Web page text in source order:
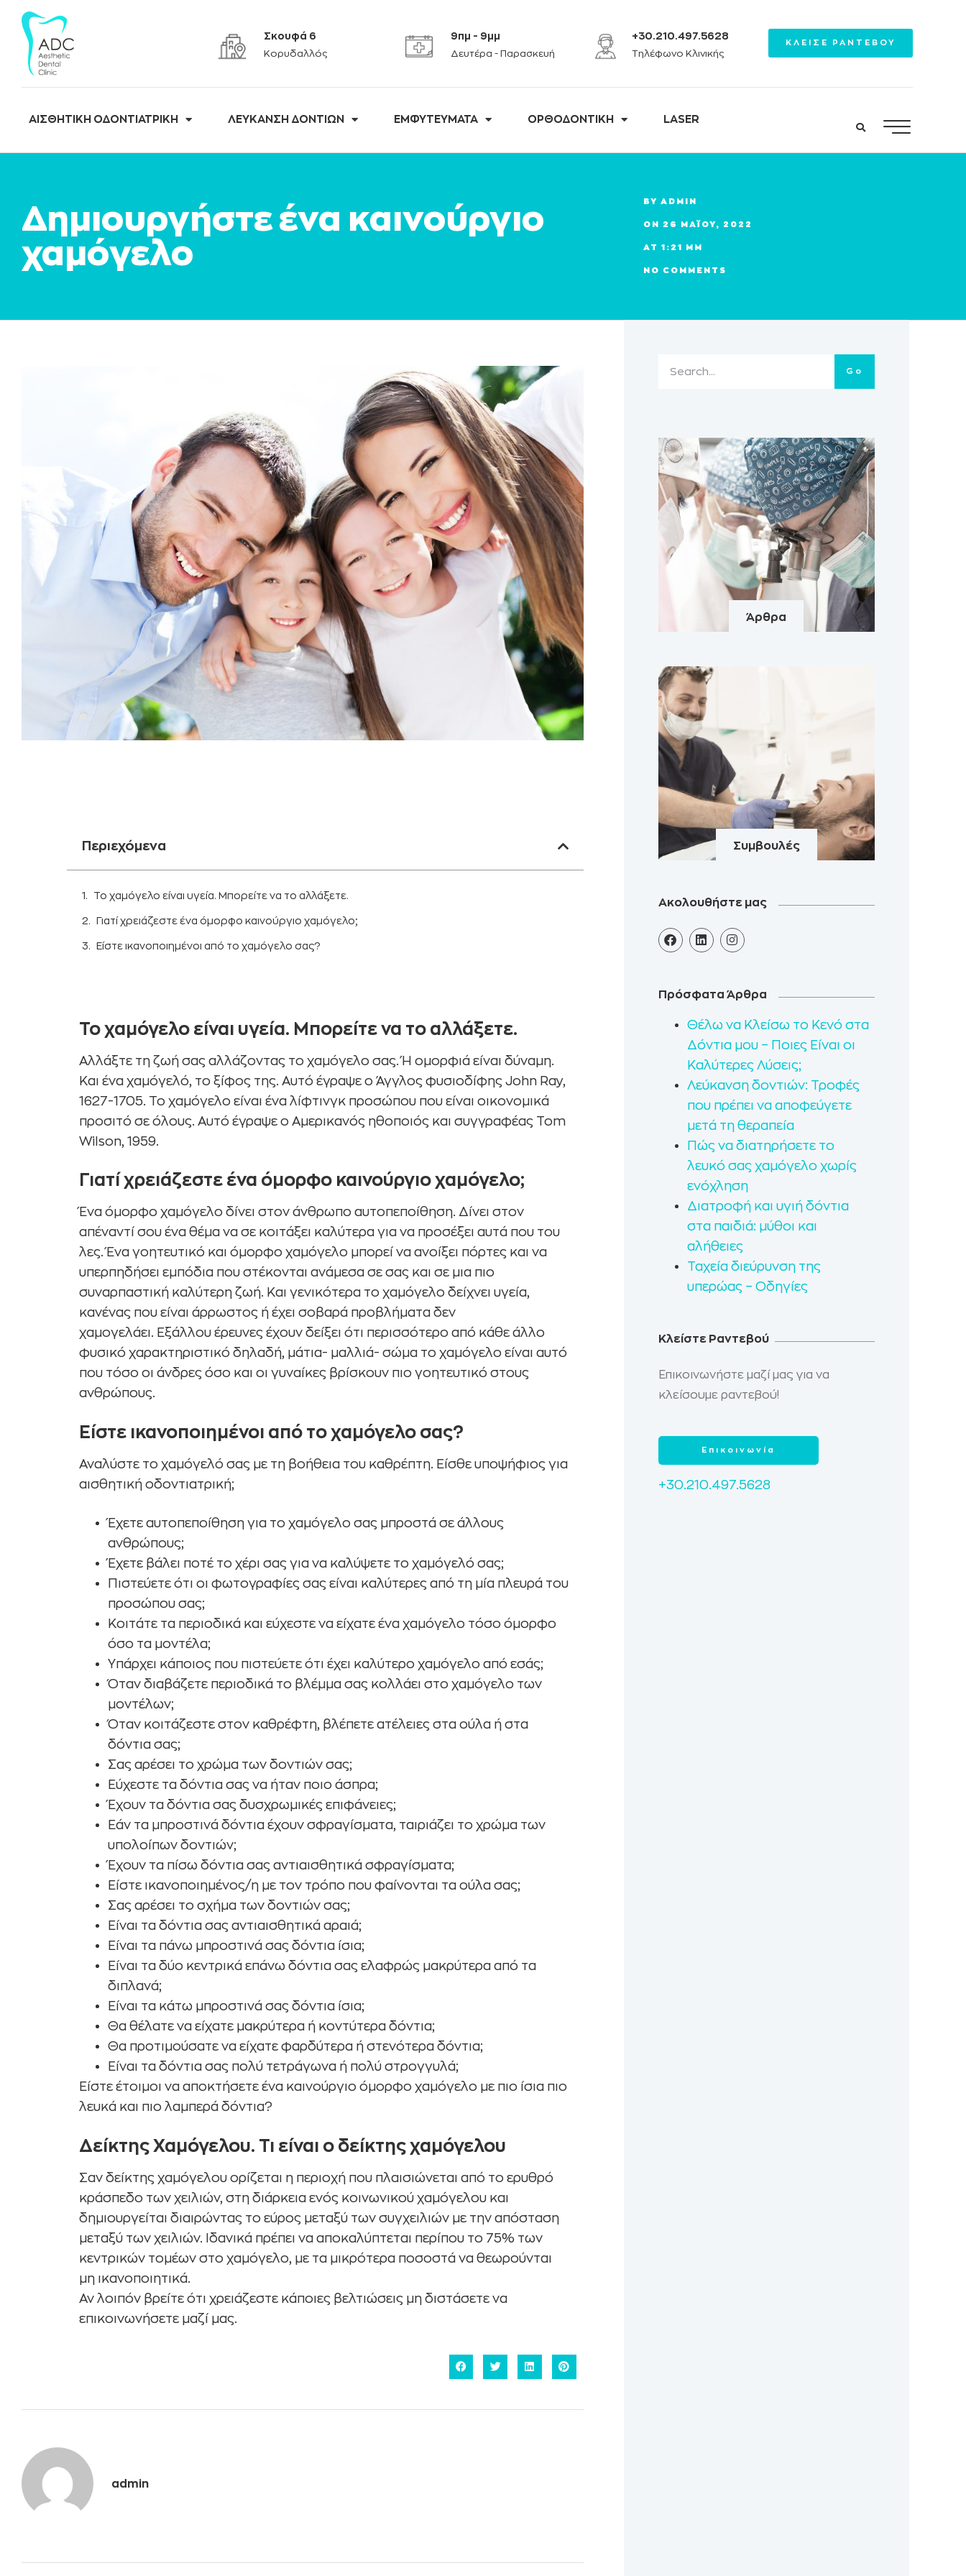
Σκουφά 6
Κορυδαλλός
9πμ - 9μμ
Δευτέρα - Παρασκευή
+30.210.497.5628
Τηλέφωνο Κλινικής
ΚΛΕΙΣΕ ΡΑΝΤΕΒΟΥ
ΑΙΣΘΗΤΙΚΗ ΟΔΟΝΤΙΑΤΡΙΚΗ ΛΕΥΚΑΝΣΗ ΔΟΝΤΙΩΝ ΕΜΦΥΤΕΥΜΑΤΑ ΟΡΘΟΔΟΝΤΙΚΗ LASER
Δημιουργήστε ένα καινούργιο
χαμόγελο
BY ADMIN
ON 26 ΜΑΪ́ΟΥ, 2022
AT 1:21 ΜΜ
NO COMMENTS
Περιεχόμενα
Το χαμόγελο είναι υγεία. Μπορείτε να το αλλάξετε.
Γιατί χρειάζεστε ένα όμορφο καινούργιο χαμόγελο;
Είστε ικανοποιημένοι από το χαμόγελο σας?
Το χαμόγελο είναι υγεία. Μπορείτε να το αλλάξετε.
Αλλάξτε τη ζωή σας αλλάζοντας το χαμόγελο σας. Ή ομορφιά είναι δύναμη.
Και ένα χαμόγελό, το ξίφος της. Αυτό έγραψε ο Άγγλος φυσιοδίφης John Ray,
1627-1705. Το χαμόγελο είναι ένα λίφτινγκ προσώπου που είναι οικονομικά
προσιτό σε όλους. Αυτό έγραψε ο Αμερικανός ηθοποιός και συγγραφέας Tom
Wilson, 1959.
Γιατί χρειάζεστε ένα όμορφο καινούργιο χαμόγελο;
Ένα όμορφο χαμόγελο δίνει στον άνθρωπο αυτοπεποίθηση. Δίνει στον
απέναντί σου ένα θέμα να σε κοιτάξει καλύτερα για να προσέξει αυτά που του
λες. Ένα γοητευτικό και όμορφο χαμόγελο μπορεί να ανοίξει πόρτες και να
υπερπηδήσει εμπόδια που στέκονται ανάμεσα σε σας και σε μια πιο
συναρπαστική καλύτερη ζωή. Και γενικότερα το χαμόγελο δείχνει υγεία,
κανένας που είναι άρρωστος ή έχει σοβαρά προβλήματα δεν
χαμογελάει. Εξάλλου έρευνες έχουν δείξει ότι περισσότερο από κάθε άλλο
φυσικό χαρακτηριστικό δηλαδή, μάτια- μαλλιά- σώμα το χαμόγελο είναι αυτό
που τόσο οι άνδρες όσο και οι γυναίκες βρίσκουν πιο γοητευτικό στους
ανθρώπους.
Είστε ικανοποιημένοι από το χαμόγελο σας?
Αναλύστε το χαμόγελό σας με τη βοήθεια του καθρέπτη. Είσθε υποψήφιος για
αισθητική οδοντιατρική;
Έχετε αυτοπεποίθηση για το χαμόγελο σας μπροστά σε άλλους
ανθρώπους;
Έχετε βάλει ποτέ το χέρι σας για να καλύψετε το χαμόγελό σας;
Πιστεύετε ότι οι φωτογραφίες σας είναι καλύτερες από τη μία πλευρά του
προσώπου σας;
Κοιτάτε τα περιοδικά και εύχεστε να είχατε ένα χαμόγελο τόσο όμορφο
όσο τα μοντέλα;
Υπάρχει κάποιος που πιστεύετε ότι έχει καλύτερο χαμόγελο από εσάς;
Όταν διαβάζετε περιοδικά το βλέμμα σας κολλάει στο χαμόγελο των
μοντέλων;
Όταν κοιτάζεστε στον καθρέφτη, βλέπετε ατέλειες στα ούλα ή στα
δόντια σας;
Σας αρέσει το χρώμα των δοντιών σας;
Εύχεστε τα δόντια σας να ήταν ποιο άσπρα;
Έχουν τα δόντια σας δυσχρωμικές επιφάνειες;
Εάν τα μπροστινά δόντια έχουν σφραγίσματα, ταιριάζει το χρώμα των
υπολοίπων δοντιών;
Έχουν τα πίσω δόντια σας αντιαισθητικά σφραγίσματα;
Είστε ικανοποιημένος/η με τον τρόπο που φαίνονται τα ούλα σας;
Σας αρέσει το σχήμα των δοντιών σας;
Είναι τα δόντια σας αντιαισθητικά αραιά;
Είναι τα πάνω μπροστινά σας δόντια ίσια;
Είναι τα δύο κεντρικά επάνω δόντια σας ελαφρώς μακρύτερα από τα
διπλανά;
Είναι τα κάτω μπροστινά σας δόντια ίσια;
Θα θέλατε να είχατε μακρύτερα ή κοντύτερα δόντια;
Θα προτιμούσατε να είχατε φαρδύτερα ή στενότερα δόντια;
Είναι τα δόντια σας πολύ τετράγωνα ή πολύ στρογγυλά;
Είστε έτοιμοι να αποκτήσετε ένα καινούργιο όμορφο χαμόγελο με πιο ίσια πιο
λευκά και πιο λαμπερά δόντια?
Δείκτης Χαμόγελου. Τι είναι ο δείκτης χαμόγελου
Σαν δείκτης χαμόγελου ορίζεται η περιοχή που πλαισιώνεται από το ερυθρό
κράσπεδο των χειλιών, στη διάρκεια ενός κοινωνικού χαμόγελου και
δημιουργείται διαιρώντας το εύρος μεταξύ των συγχειλιών με την απόσταση
μεταξύ των χειλιών. Ιδανικά πρέπει να αποκαλύπτεται περίπου το 75% των
κεντρικών τομέων στο χαμόγελο, με τα μικρότερα ποσοστά να θεωρούνται
μη ικανοποιητικά.
Αν λοιπόν βρείτε ότι χρειάζεστε κάποιες βελτιώσεις μη διστάσετε να
επικοινωνήσετε μαζί μας.
admin
Go
Άρθρα
Συμβουλές
Ακολουθήστε μας
Πρόσφατα Άρθρα
Θέλω να Κλείσω το Κενό στα
Δόντια μου – Ποιες Είναι οι
Καλύτερες Λύσεις;
Λεύκανση δοντιών: Τροφές
που πρέπει να αποφεύγετε
μετά τη θεραπεία
Πώς να διατηρήσετε το
λευκό σας χαμόγελο χωρίς
ενόχληση
Διατροφή και υγιή δόντια
στα παιδιά: μύθοι και
αλήθειες
Ταχεία διεύρυνση της
υπερώας – Οδηγίες
Κλείστε Ραντεβού
Επικοινωνήστε μαζί μας για να
κλείσουμε ραντεβού!
Επικοινωνία
+30.210.497.5628